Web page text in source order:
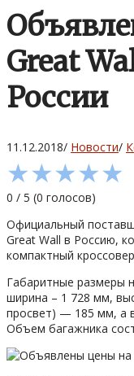
Great
России
11.12.2018/ Новости/
★★★★★
0 / 5 (0 голосов)
Официальный
Great Wall в Россию,
компактный
Габаритные размеры
ширина – 1 728 мм,
просвет) — 185 мм, а
Объем багажника